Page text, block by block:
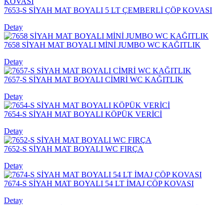
7653-S SİYAH MAT BOYALI 5 LT ÇEMBERLİ ÇÖP KOVASI
Detay
7658 SİYAH MAT BOYALI MİNİ JUMBO WC KAĞITLIK
Detay
7657-S SİYAH MAT BOYALI CİMRİ WC KAĞITLIK
Detay
7654-S SİYAH MAT BOYALI KÖPÜK VERİCİ
Detay
7652-S SİYAH MAT BOYALI WC FIRÇA
Detay
7674-S SİYAH MAT BOYALI 54 LT İMAJ ÇÖP KOVASI
Detay